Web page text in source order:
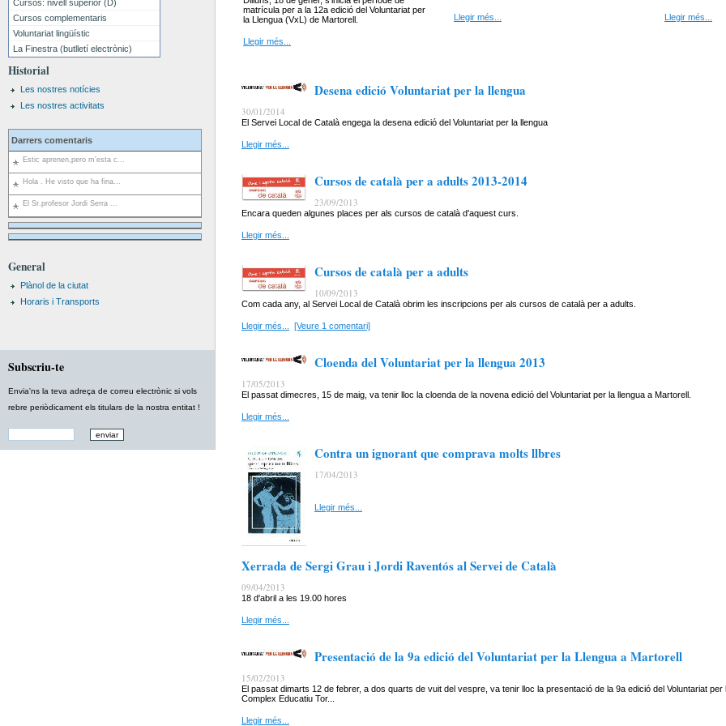
Cursos: nivell superior (D)
Cursos complementaris
Voluntariat lingüístic
La Finestra (butlletí electrònic)
Historial
Les nostres notícies
Les nostres activitats
Darrers comentaris
Estic aprenen,pero m'esta c...
Hola . He visto que ha fina...
El Sr.profesor Jordi Serra ...
General
Plànol de la ciutat
Horaris i Transports
Subscriu-te
Envia'ns la teva adreça de correu electrònic si vols
rebre periòdicament els titulars de la nostra entitat !
matrícula per a la 12a edició del Voluntariat per
la Llengua (VxL) de Martorell.
Llegir més...
Llegir més... Llegir més...
Desena edició Voluntariat per la llengua
30/01/2014
El Servei Local de Català engega la desena edició del Voluntariat per la llengua
Llegir més...
Cursos de català per a adults 2013-2014
23/09/2013
Encara queden algunes places per als cursos de català d'aquest curs.
Llegir més...
Cursos de català per a adults
10/09/2013
Com cada any, al Servei Local de Català obrim les inscripcions per als cursos de català per a adults.
Llegir més... [Veure 1 comentari]
Cloenda del Voluntariat per la llengua 2013
17/05/2013
El passat dimecres, 15 de maig, va tenir lloc la cloenda de la novena edició del Voluntariat per la llengua a Martorell.
Llegir més...
Contra un ignorant que comprava molts llbres
17/04/2013
Llegir més...
Xerrada de Sergi Grau i Jordi Raventós al Servei de Català
09/04/2013
18 d'abril a les 19.00 hores
Llegir més...
Presentació de la 9a edició del Voluntariat per la Llengua a Martorell
15/02/2013
El passat dimarts 12 de febrer, a dos quarts de vuit del vespre, va tenir lloc la presentació de la 9a edició del Voluntariat per
Complex Educatiu Tor...
Llegir més...